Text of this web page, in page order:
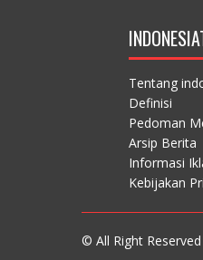
Tentang
Definisi
Pedoman
Arsip Berita
Informasi
Kebijakan
© All Right Reserved